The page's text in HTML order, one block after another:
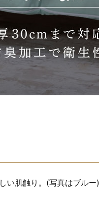
い肌触り。(写真はブルー)